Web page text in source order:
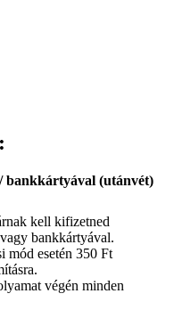
/ bankkártyával (utánvét)
kell kifizetned
bankkártyával.
mód esetén 350 Ft
végén minden